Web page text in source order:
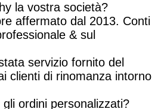
la vostra società?
affermato dal 2013. Conti
& sul
servizio fornito del
clienti di rinomanza intorno
ordini personalizzati?